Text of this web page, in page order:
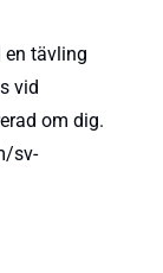
en tävling
vid
om dig.
sv-